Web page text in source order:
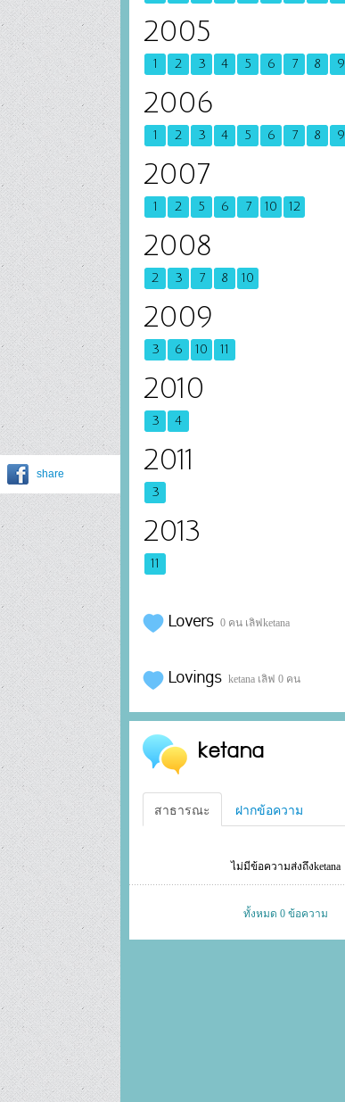
share
2005
1 2 3 4 5 6 7 8 9
2006
1 2 3 4 5 6 7 8 9
2007
1 2 5 6 7 10 12
2008
2 3 7 8 10
2009
3 6 10 11
2010
3 4
2011
3
2013
11
Lovers 0 คน เลิฟketana
Lovings ketana เลิฟ 0 คน
ketana
สาธารณะ ฝากข้อความ
ไม่มีข้อความส่งถึงketana
ทั้งหมด 0 ข้อความ